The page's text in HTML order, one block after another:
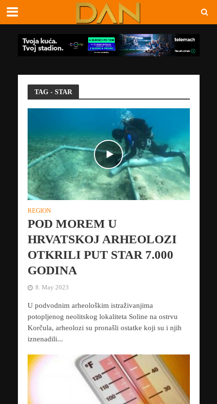
TAG - STAR
REGION
POD MOREM U
HRVATSKOJ ARHEOLOZI
OTKRILI PUT STAR 7.000
GODINA
8. May 2023
U podvodnim arheološkim istraživanjima
potopljenog neolitskog lokaliteta Soline na ostrvu
Korčula, arheolozi su pronašli ostatke koji su i njih
iznenadili...